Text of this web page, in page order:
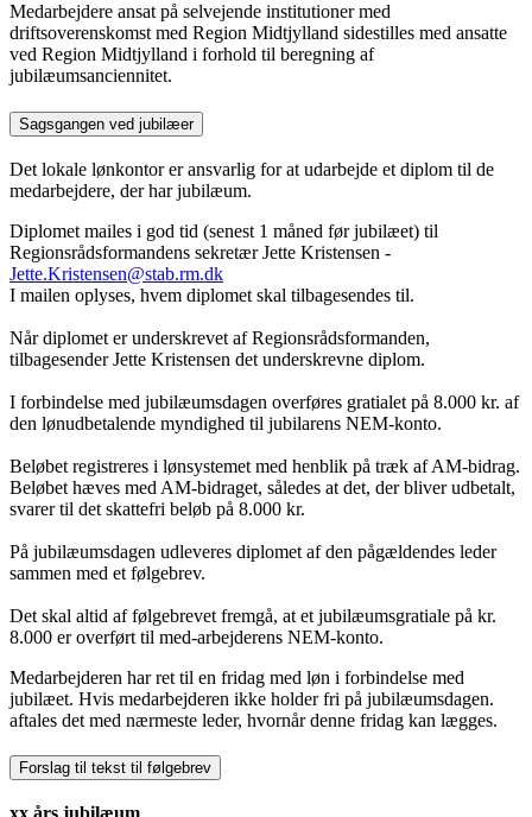
Medarbejdere ansat på selvejende institutioner med
driftsoverenskomst med Region Midtjylland sidestilles med ansatte
ved Region Midtjylland i forhold til beregning af
jubilæumsanciennitet.
Sagsgangen ved jubilæer
Det lokale lønkontor er ansvarlig for at udarbejde et diplom til de
medarbejdere, der har jubilæum.
Diplomet mailes i god tid (senest 1 måned før jubilæet) til
Regionsrådsformandens sekretær Jette Kristensen -
Jette.Kristensen@stab.rm.dk
I mailen oplyses, hvem diplomet skal tilbagesendes til.
Når diplomet er underskrevet af Regionsrådsformanden,
tilbagesender Jette Kristensen det underskrevne diplom.
I forbindelse med jubilæumsdagen overføres gratialet på 8.000 kr. af
den lønudbetalende myndighed til jubilarens NEM-konto.
Beløbet registreres i lønsystemet med henblik på træk af AM-bidrag.
Beløbet hæves med AM-bidraget, således at det, der bliver udbetalt,
svarer til det skattefri beløb på 8.000 kr.
På jubilæumsdagen udleveres diplomet af den pågældendes leder
sammen med et følgebrev.
Det skal altid af følgebrevet fremgå, at et jubilæumsgratiale på kr.
8.000 er overført til med-arbejderens NEM-konto.
Medarbejderen har ret til en fridag med løn i forbindelse med
jubilæet. Hvis medarbejderen ikke holder fri på jubilæumsdagen.
aftales det med nærmeste leder, hvornår denne fridag kan lægges.
Forslag til tekst til følgebrev
xx års jubilæum